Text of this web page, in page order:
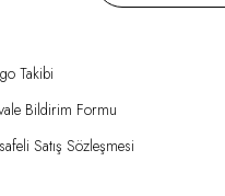
Takibi
Bildirim Formu
Satış Sözleşmesi